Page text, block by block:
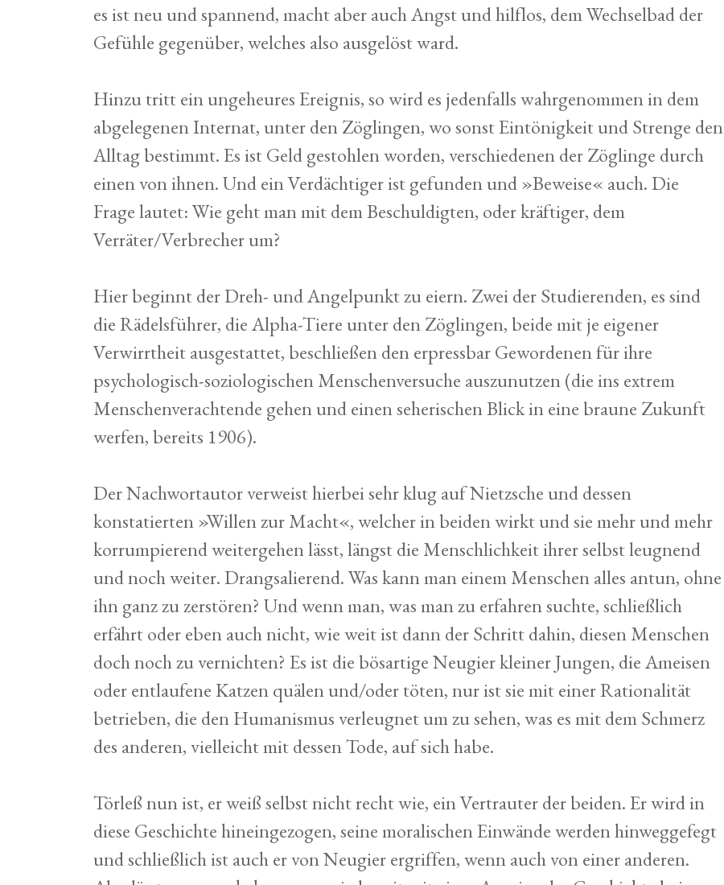
es ist neu und spannend, macht aber auch Angst und hilflos, dem Wechselbad der
Gefühle gegenüber, welches also ausgelöst ward.
Hinzu tritt ein ungeheures Ereignis, so wird es jedenfalls wahrgenommen in dem
abgelegenen Internat, unter den Zöglingen, wo sonst Eintönigkeit und Strenge den
Alltag bestimmt. Es ist Geld gestohlen worden, verschiedenen der Zöglinge durch
einen von ihnen. Und ein Verdächtiger ist gefunden und »Beweise« auch. Die
Frage lautet: Wie geht man mit dem Beschuldigten, oder kräftiger, dem
Verräter/Verbrecher um?
Hier beginnt der Dreh- und Angelpunkt zu eiern. Zwei der Studierenden, es sind
die Rädelsführer, die Alpha-Tiere unter den Zöglingen, beide mit je eigener
Verwirrtheit ausgestattet, beschließen den erpressbar Gewordenen für ihre
psychologisch-soziologischen Menschenversuche auszunutzen (die ins extrem
Menschenverachtende gehen und einen seherischen Blick in eine braune Zukunft
werfen, bereits 1906).
Der Nachwortautor verweist hierbei sehr klug auf Nietzsche und dessen
konstatierten »Willen zur Macht«, welcher in beiden wirkt und sie mehr und mehr
korrumpierend weitergehen lässt, längst die Menschlichkeit ihrer selbst leugnend
und noch weiter. Drangsalierend. Was kann man einem Menschen alles antun, ohne
ihn ganz zu zerstören? Und wenn man, was man zu erfahren suchte, schließlich
erfährt oder eben auch nicht, wie weit ist dann der Schritt dahin, diesen Menschen
doch noch zu vernichten? Es ist die bösartige Neugier kleiner Jungen, die Ameisen
oder entlaufene Katzen quälen und/oder töten, nur ist sie mit einer Rationalität
betrieben, die den Humanismus verleugnet um zu sehen, was es mit dem Schmerz
des anderen, vielleicht mit dessen Tode, auf sich habe.
Törleß nun ist, er weiß selbst nicht recht wie, ein Vertrauter der beiden. Er wird in
diese Geschichte hineingezogen, seine moralischen Einwände werden hinweggefegt
und schließlich ist auch er von Neugier ergriffen, wenn auch von einer anderen.